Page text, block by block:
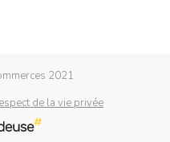
2021
de la vie privée